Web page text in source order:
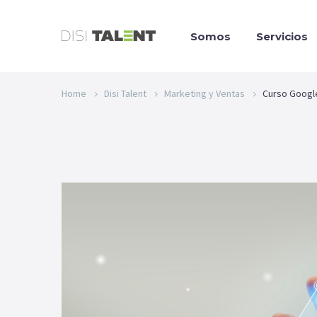
Somos Servicios
Home Disi Talent Marketing y Ventas Curso